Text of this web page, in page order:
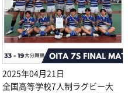
2025年04月21日
全国高等学校7人制ラグビー大